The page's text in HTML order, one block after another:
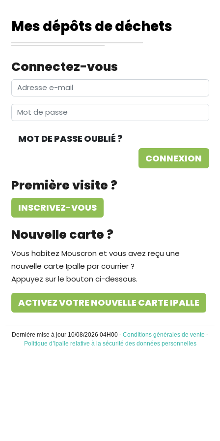
Mes dépôts de déchets
Connectez-vous
Adresse e-mail
Mot de passe
MOT DE PASSE OUBLIÉ ?
Première visite ?
INSCRIVEZ-VOUS
Nouvelle carte ?
Vous habitez Mouscron et vous avez reçu une
nouvelle carte Ipalle par courrier ?
Appuyez sur le bouton ci-dessous.
ACTIVEZ VOTRE NOUVELLE CARTE IPALLE
Dernière mise à jour 10/08/2026 04H00 - Conditions générales de vente -
Politique d’Ipalle relative à la sécurité des données personnelles